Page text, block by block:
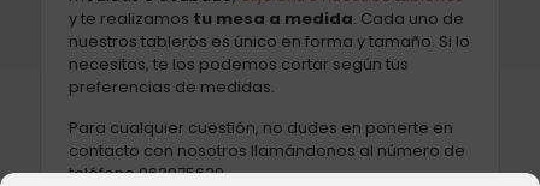
y te realizamos tu mesa a medida. Cada uno de
nuestros tableros es único en forma y tamaño. Si lo
necesitas, te los podemos cortar según tus
preferencias de medidas.
Para cualquier cuestión, no dudes en ponerte en
contacto con nosotros llamándonos al número de
teléfono 963975629.